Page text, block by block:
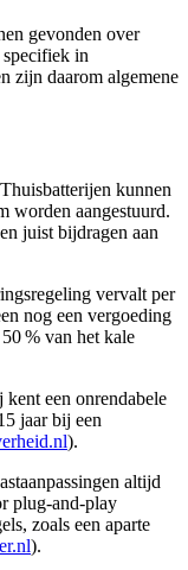
gevonden over
in
zijn daarom algemene
kunnen
worden aangestuurd.
juist bijdragen aan
vervalt per
nog een vergoeding
% van het kale
kent een onrendabele
jaar bij een
).
altijd
plug‑and‑play
zoals een aparte
).